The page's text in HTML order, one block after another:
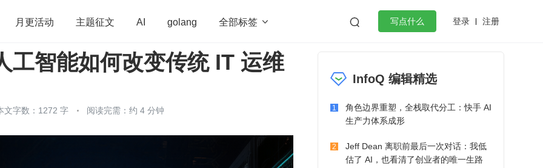
月更活动 主题征文 AI golang 全部标签   写点什么 登录 注册
算法 学习方法 Web3.0 高效工作
微服务架构 flutter
工智能如何改变传统 IT 运维
文字数：1272 字 阅读完需：约 4 分钟
InfoQ 编辑精选
1
角色边界重塑，全栈取代分工：快手 AI
生产力体系成形
2
Jeff Dean 离职前最后一次对话：我低
估了 AI，也看清了创业者的唯一生路